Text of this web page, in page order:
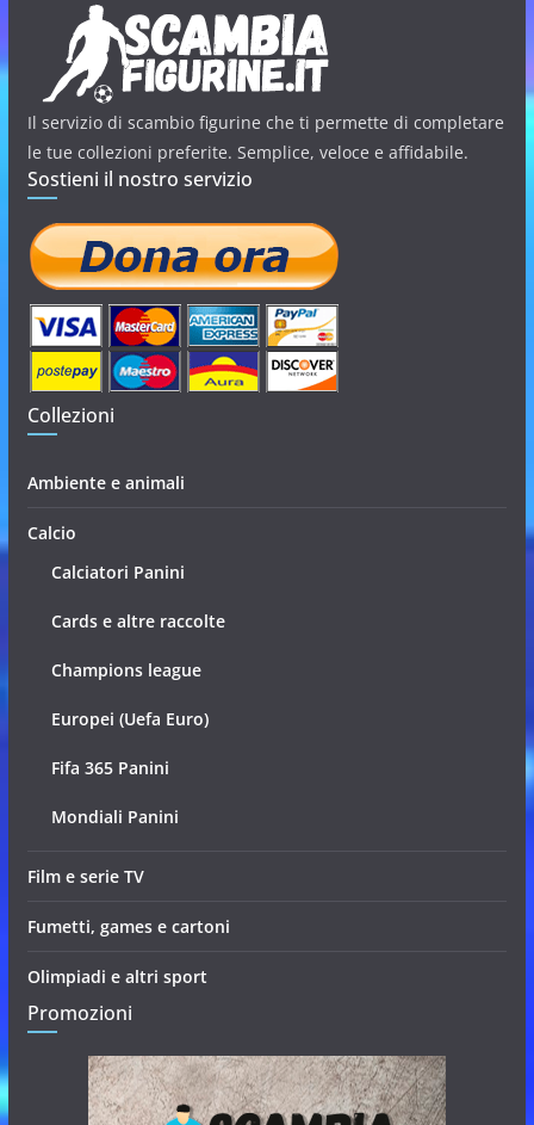
Il servizio di scambio figurine che ti permette di completare
le tue collezioni preferite. Semplice, veloce e affidabile.
Sostieni il nostro servizio
Collezioni
Ambiente e animali
Calcio
Calciatori Panini
Cards e altre raccolte
Champions league
Europei (Uefa Euro)
Fifa 365 Panini
Mondiali Panini
Film e serie TV
Fumetti, games e cartoni
Olimpiadi e altri sport
Promozioni